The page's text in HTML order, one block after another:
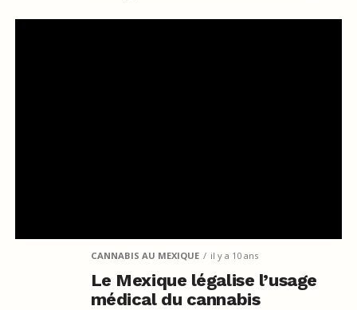
CANNABIS AU MEXIQUE il y a 10 ans
Le Mexique légalise l’usage
médical du cannabis